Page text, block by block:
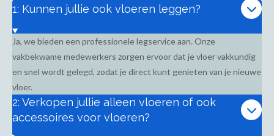
1: Kunnen jullie ook vloeren leggen?
Ja, we bieden een professionele legservice aan. Onze
vakbekwame medewerkers zorgen ervoor dat je vloer vakkundig
en snel wordt gelegd, zodat je direct kunt genieten van je nieuwe
vloer.
2: Verkopen jullie alleen vloeren of ook
accessoires voor vloeren?